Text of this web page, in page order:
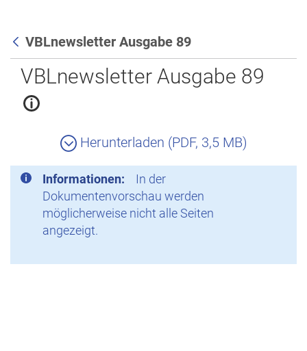
Zurück
VBLnewsletter Ausgabe 89
VBLnewsletter Ausgabe 89
Herunterladen (PDF, 3,5 MB)
Informationen:
In der
Dokumentenvorschau werden
möglicherweise nicht alle Seiten
angezeigt.